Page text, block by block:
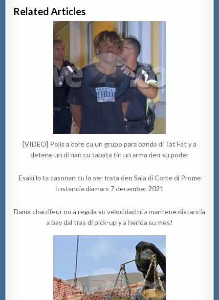
Related Articles
[VIDEO] Polis a core cu un grupo para banda di Tat Fat y a
detene un di nan cu tabata tin un arma den su poder
Esaki lo ta casonan cu lo ser trata den Sala di Corte di Prome
Instancia diamars 7 december 2021
Dama chauffeur no a regula su velocidad ni a mantene distancia
a bay dal tras di pick-up y a herida su mes!